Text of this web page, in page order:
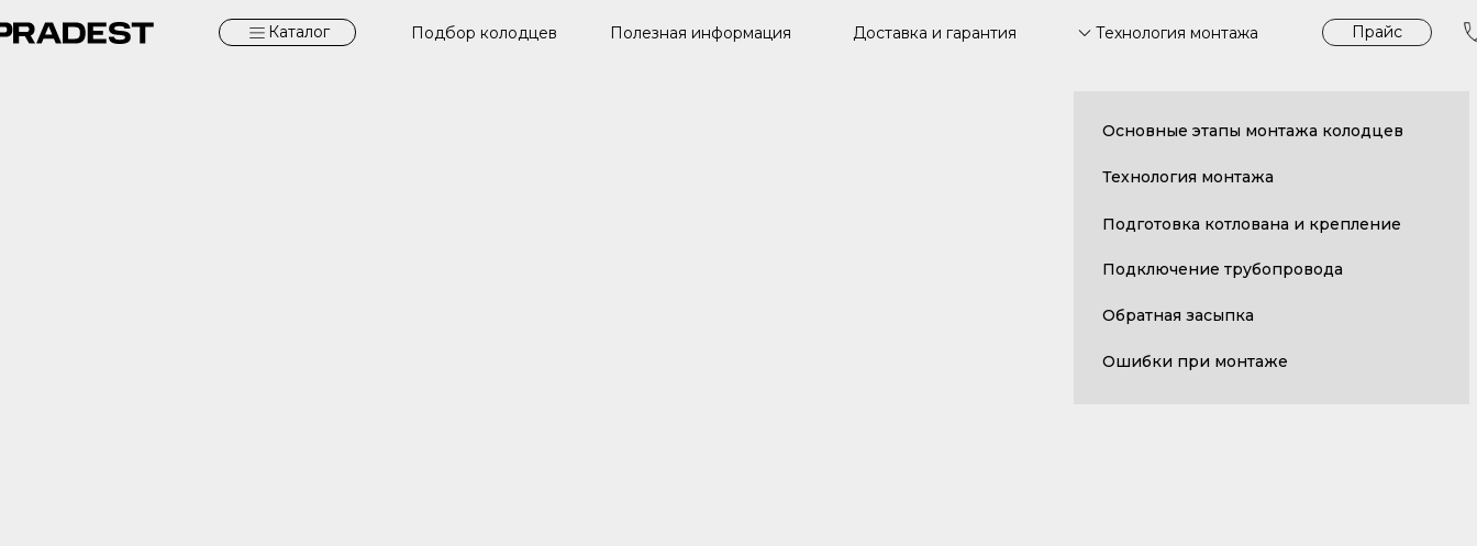
Подбор колодцев Прайс
Доставка и гарантия
Полезная информация
Каталог Технология монтажа
Технология монтажа
Основные этапы монтажа колодцев
Подготовка котлована и крепление
Обратная засыпка
Ошибки при монтаже
Подключение трубопровода